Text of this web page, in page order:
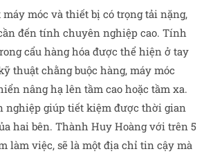
móc và thiết bị có trọng tải nặng,
đến tính chuyên nghiệp cao. Tính
cẩu hàng hóa được thể hiện ở tay
thuật chằng buộc hàng, máy móc
nâng hạ lên tầm cao hoặc tầm xa.
nghiệp giúp tiết kiệm được thời gian
hai bên. Thành Huy Hoàng với trên 5
làm việc, sẽ là một địa chỉ tin cậy mà